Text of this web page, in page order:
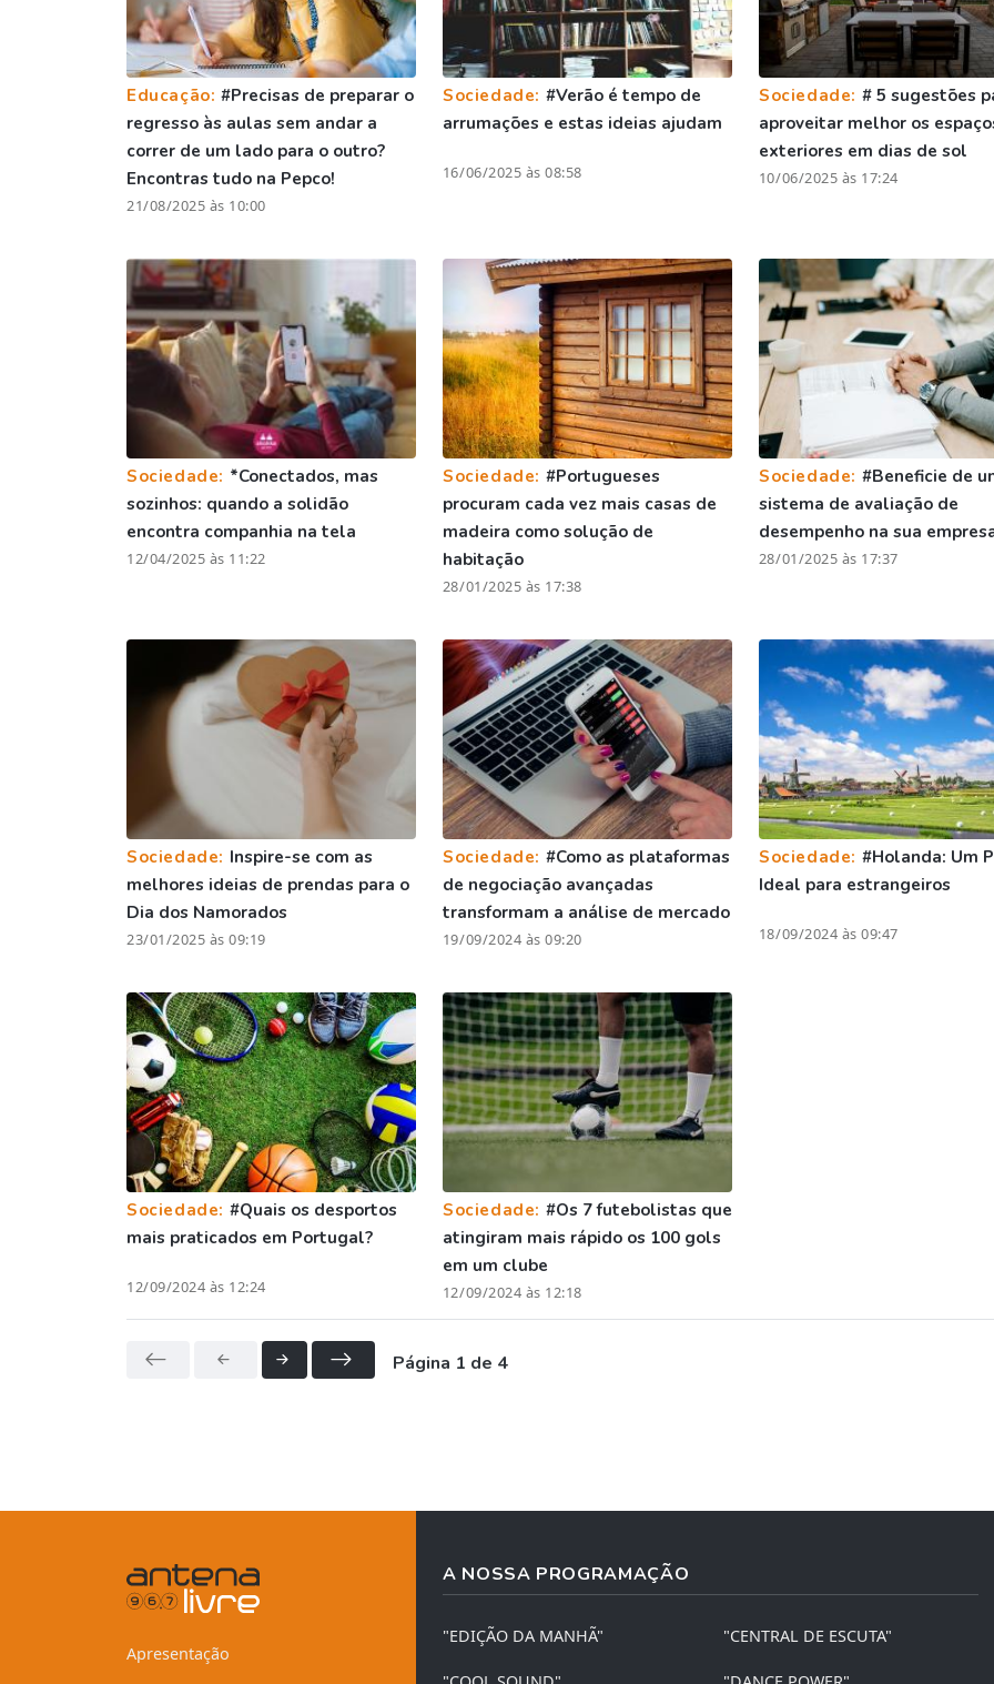
Educação:#Precisas de preparar o
regresso às aulas sem andar a
correr de um lado para o outro?
Encontras tudo na Pepco!
21/08/2025 às 10:00
Sociedade: #Verão é tempo de
arrumações e estas ideias ajudam
16/06/2025 às 08:58
Sociedade: # 5 sugestões
aproveitar melhor os
exteriores em dias de sol
10/06/2025 às 17:24
Sociedade: *Conectados, mas
sozinhos: quando a solidão
encontra companhia na tela
12/04/2025 às 11:22
Sociedade: #Portugueses
procuram cada vez mais casas de
madeira como solução de
habitação
28/01/2025 às 17:38
Sociedade: #Beneficie de
sistema de avaliação de
desempenho na sua
28/01/2025 às 17:37
Sociedade: Inspire-se com as
melhores ideias de prendas para o
Dia dos Namorados
23/01/2025 às 09:19
Sociedade: #Como as plataformas
de negociação avançadas
transformam a análise de mercado
19/09/2024 às 09:20
Sociedade: #Holanda: Um
Ideal para estrangeiros
18/09/2024 às 09:47
Sociedade: #Quais os desportos
mais praticados em Portugal?
12/09/2024 às 12:24
Sociedade: #Os 7 futebolistas que
atingiram mais rápido os 100 gols
em um clube
12/09/2024 às 12:18
Página 1 de 4
Apresentação
A NOSSA PROGRAMAÇÃO
"EDIÇÃO DA MANHÃ" "CENTRAL DE ESCUTA"